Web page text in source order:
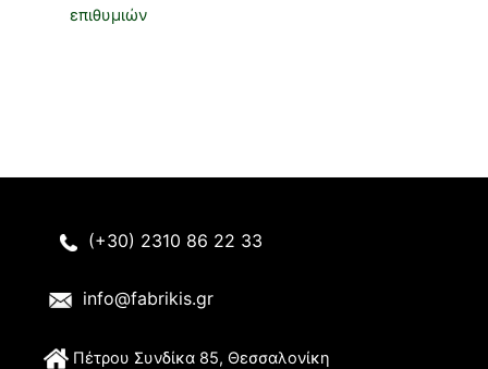
επιθυμιών
(+30) 2310 86 22 33
info@fabrikis.gr
Πέτρου Συνδίκα 85, Θεσσαλονίκη